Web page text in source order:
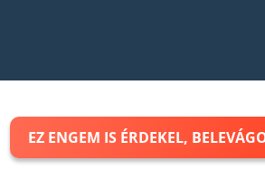
EZ ENGEM IS ÉRDEKEL,